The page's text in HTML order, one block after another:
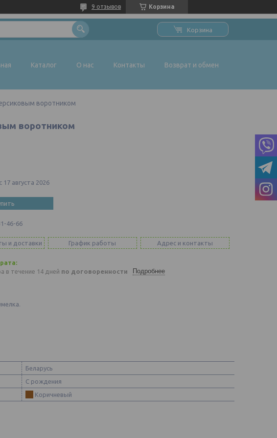
Корзина
9 отзывов
Корзина
Каталог О нас Контакты Возврат и обмен
воротником
воротником
17 августа 2026
46-66
и доставки График работы Адрес и контакты
в течение 14 дней по договоренности Подробнее
Беларусь
С рождения
Коричневый